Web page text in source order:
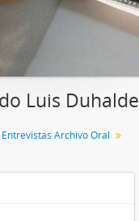
Luis Duhalde
Entrevistas Archivo Oral